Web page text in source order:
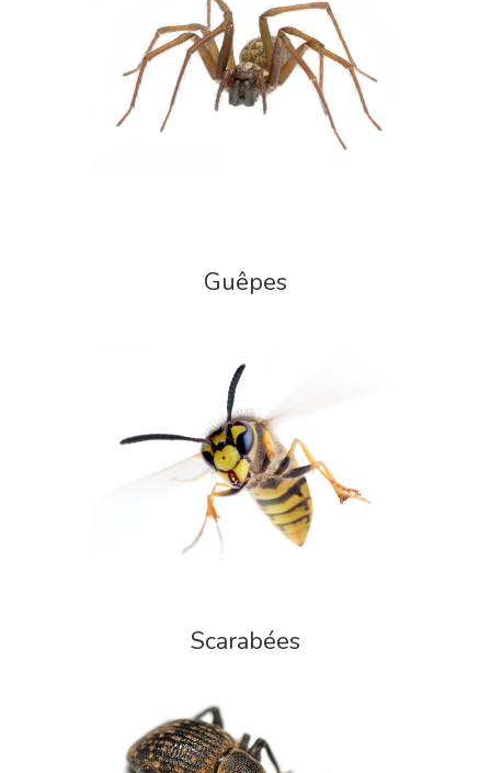
Guêpes
Scarabées